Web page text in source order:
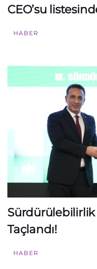
CEO’su
HABER
Sürdürülebilirlik
Taçlandı!
HABER